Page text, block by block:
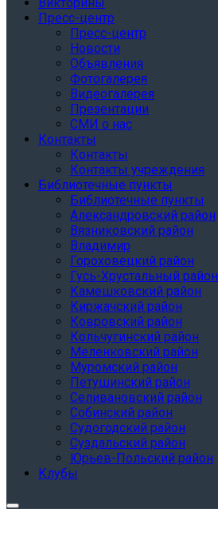
Викторины
Пресс-центр
Пресс-центр
Новости
Объявления
Фотогалерея
Видеогалерея
Презентации
СМИ о нас
Контакты
Контакты
Контакты учреждения
Библиотечные пункты
Библиотечные пункты
Александровский район
Вязниковский район
Владимир
Гороховецкий район
Гусь-Хрустальный район
Камешковский район
Киржачский район
Ковровский район
Кольчугинский район
Меленковский район
Муромский район
Петушинский район
Селивановский район
Собинский район
Судогодский район
Суздальский район
Юрьев-Польский район
Клубы